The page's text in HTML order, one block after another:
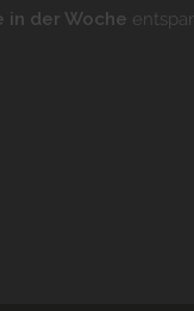
in der Woche